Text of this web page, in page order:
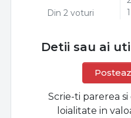
Din 2 voturi
Detii sau ai
Scrie-ti parerea
loialitate in